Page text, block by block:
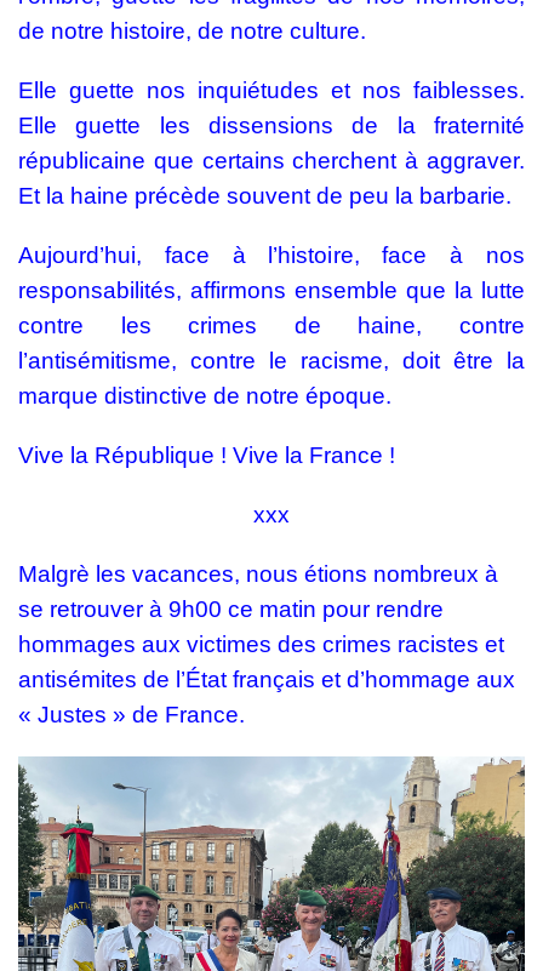
de notre histoire, de notre culture.
Elle guette nos inquiétudes et nos faiblesses.
Elle guette les dissensions de la fraternité
républicaine que certains cherchent à aggraver.
Et la haine précède souvent de peu la barbarie.
Aujourd’hui, face à l’histoire, face à nos
responsabilités, affirmons ensemble que la lutte
contre les crimes de haine, contre
l’antisémitisme, contre le racisme, doit être la
marque distinctive de notre époque.
Vive la République ! Vive la France !
xxx
Malgrè les vacances, nous étions nombreux à
se retrouver à 9h00 ce matin pour rendre
hommages aux victimes des crimes racistes et
antisémites de l’État français et d’hommage aux
« Justes » de France.